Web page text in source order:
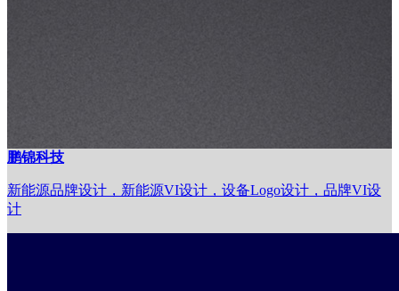
鹏锦科技
新能源品牌设计，新能源VI设计，设备Logo设计，品牌VI设
计